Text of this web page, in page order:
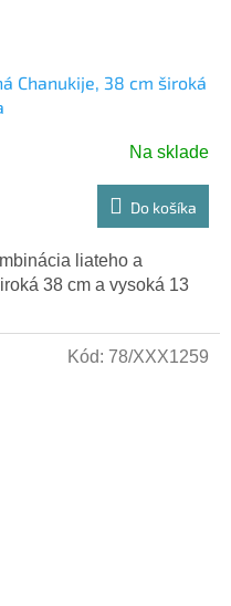
Chanukije, 38 cm široká
Na sklade
Do košíka
liateho a
38 cm a vysoká 13
Kód: 78/XXX1259